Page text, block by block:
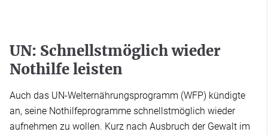
UN: Schnellstmöglich wieder
Nothilfe leisten
Auch das UN-Welternährungsprogramm (WFP) kündigte
an, seine Nothilfeprogramme schnellstmöglich wieder
aufnehmen zu wollen. Kurz nach Ausbruch der Gewalt im